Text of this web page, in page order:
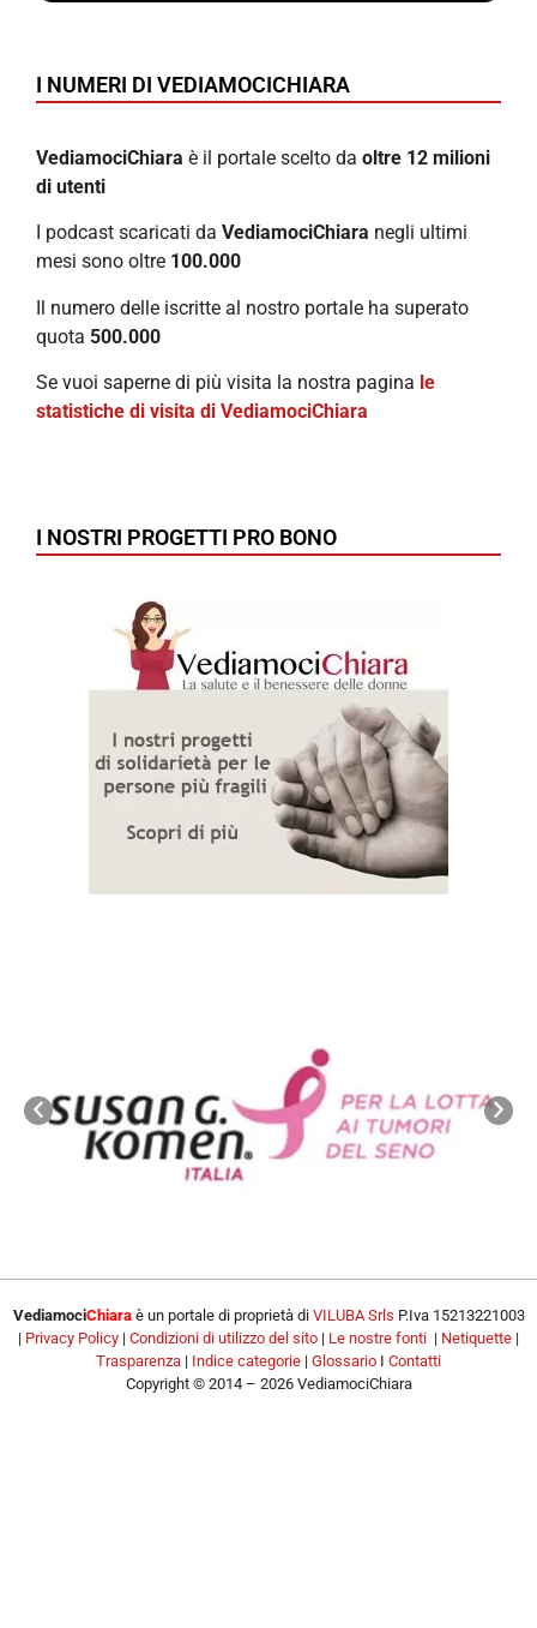
I NUMERI DI VEDIAMOCICHIARA
VediamociChiara è il portale scelto da oltre 12 milioni
di utenti
I podcast scaricati da VediamociChiara negli ultimi
mesi sono oltre 100.000
Il numero delle iscritte al nostro portale ha superato
quota 500.000
Se vuoi saperne di più visita la nostra pagina le
statistiche di visita di VediamociChiara
I NOSTRI PROGETTI PRO BONO
VediamociChiaraè un portale di proprietà di VILUBA Srls P.Iva 15213221003
| Privacy Policy | Condizioni di utilizzo del sito | Le nostre fonti | Netiquette |
Trasparenza | Indice categorie | Glossario I Contatti
Copyright © 2014 – 2026 VediamociChiara